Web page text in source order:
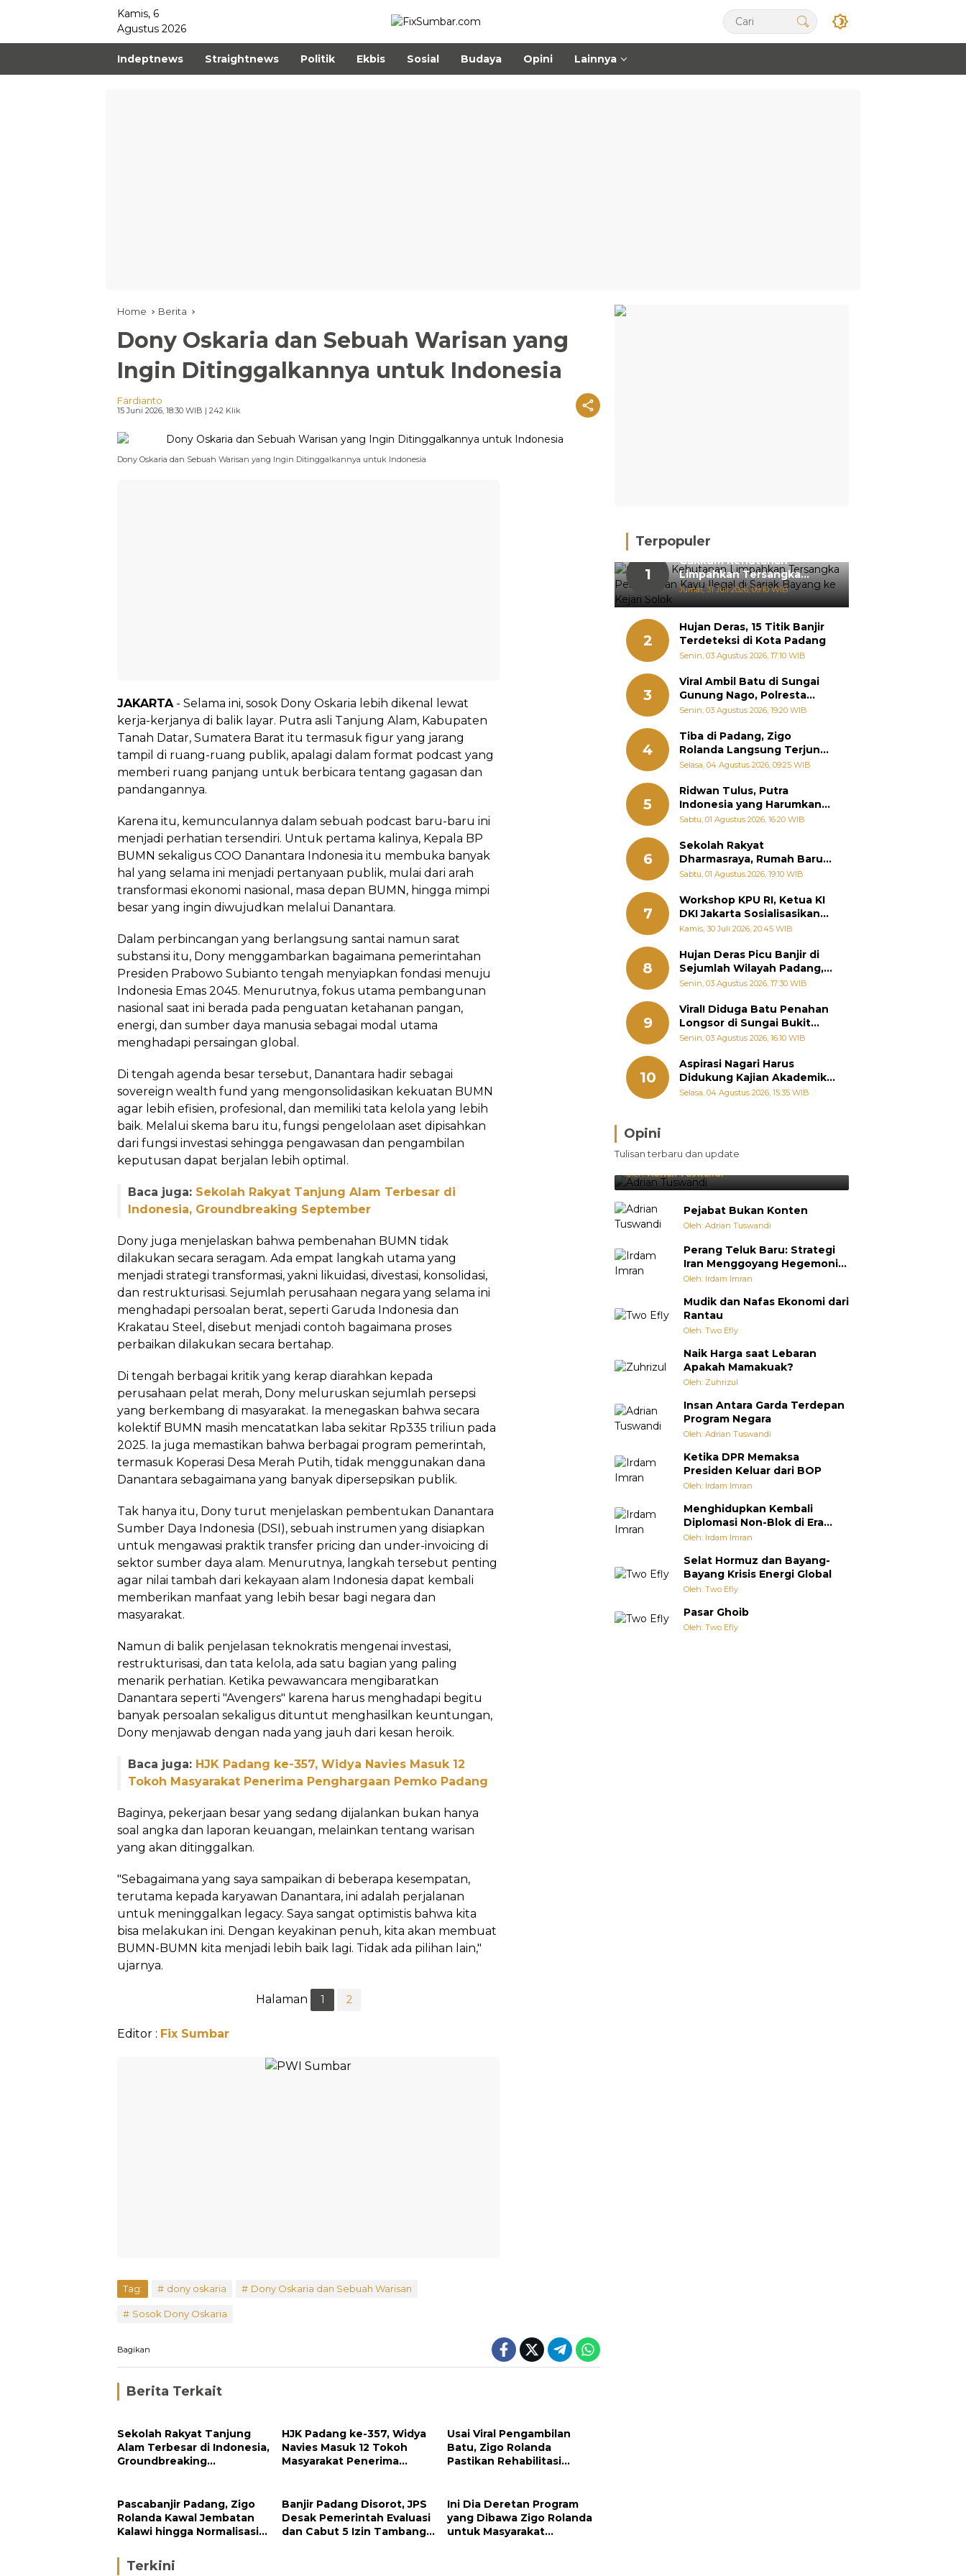
Kamis, 6
Agustus 2026
Indeptnews Straightnews Politik Ekbis Sosial Budaya Opini Lainnya
Home Berita
Dony Oskaria dan Sebuah Warisan yang
Ingin Ditinggalkannya untuk Indonesia
Fardianto
15 Juni 2026, 18:30 WIB | 242 Klik
Dony Oskaria dan Sebuah Warisan yang Ingin Ditinggalkannya untuk Indonesia
JAKARTA- Selama ini, sosok Dony Oskaria lebih dikenal lewat
kerja-kerjanya di balik layar. Putra asli Tanjung Alam, Kabupaten
Tanah Datar, Sumatera Barat itu termasuk figur yang jarang
tampil di ruang-ruang publik, apalagi dalam format podcast yang
memberi ruang panjang untuk berbicara tentang gagasan dan
pandangannya.
Karena itu, kemunculannya dalam sebuah podcast baru-baru ini
menjadi perhatian tersendiri. Untuk pertama kalinya, Kepala BP
BUMN sekaligus COO Danantara Indonesia itu membuka banyak
hal yang selama ini menjadi pertanyaan publik, mulai dari arah
transformasi ekonomi nasional, masa depan BUMN, hingga mimpi
besar yang ingin diwujudkan melalui Danantara.
Dalam perbincangan yang berlangsung santai namun sarat
substansi itu, Dony menggambarkan bagaimana pemerintahan
Presiden Prabowo Subianto tengah menyiapkan fondasi menuju
Indonesia Emas 2045. Menurutnya, fokus utama pembangunan
nasional saat ini berada pada penguatan ketahanan pangan,
energi, dan sumber daya manusia sebagai modal utama
menghadapi persaingan global.
Di tengah agenda besar tersebut, Danantara hadir sebagai
sovereign wealth fund yang mengonsolidasikan kekuatan BUMN
agar lebih efisien, profesional, dan memiliki tata kelola yang lebih
baik. Melalui skema baru itu, fungsi pengelolaan aset dipisahkan
dari fungsi investasi sehingga pengawasan dan pengambilan
keputusan dapat berjalan lebih optimal.
Baca juga: Sekolah Rakyat Tanjung Alam Terbesar di
Indonesia, Groundbreaking September
Dony juga menjelaskan bahwa pembenahan BUMN tidak
dilakukan secara seragam. Ada empat langkah utama yang
menjadi strategi transformasi, yakni likuidasi, divestasi, konsolidasi,
dan restrukturisasi. Sejumlah perusahaan negara yang selama ini
menghadapi persoalan berat, seperti Garuda Indonesia dan
Krakatau Steel, disebut menjadi contoh bagaimana proses
perbaikan dilakukan secara bertahap.
Di tengah berbagai kritik yang kerap diarahkan kepada
perusahaan pelat merah, Dony meluruskan sejumlah persepsi
yang berkembang di masyarakat. Ia menegaskan bahwa secara
kolektif BUMN masih mencatatkan laba sekitar Rp335 triliun pada
2025. Ia juga memastikan bahwa berbagai program pemerintah,
termasuk Koperasi Desa Merah Putih, tidak menggunakan dana
Danantara sebagaimana yang banyak dipersepsikan publik.
Tak hanya itu, Dony turut menjelaskan pembentukan Danantara
Sumber Daya Indonesia (DSI), sebuah instrumen yang disiapkan
untuk mengawasi praktik transfer pricing dan under-invoicing di
sektor sumber daya alam. Menurutnya, langkah tersebut penting
agar nilai tambah dari kekayaan alam Indonesia dapat kembali
memberikan manfaat yang lebih besar bagi negara dan
masyarakat.
Namun di balik penjelasan teknokratis mengenai investasi,
restrukturisasi, dan tata kelola, ada satu bagian yang paling
menarik perhatian. Ketika pewawancara mengibaratkan
Danantara seperti "Avengers" karena harus menghadapi begitu
banyak persoalan sekaligus dituntut menghasilkan keuntungan,
Dony menjawab dengan nada yang jauh dari kesan heroik.
Baca juga: HJK Padang ke-357, Widya Navies Masuk 12
Tokoh Masyarakat Penerima Penghargaan Pemko Padang
Baginya, pekerjaan besar yang sedang dijalankan bukan hanya
soal angka dan laporan keuangan, melainkan tentang warisan
yang akan ditinggalkan.
"Sebagaimana yang saya sampaikan di beberapa kesempatan,
terutama kepada karyawan Danantara, ini adalah perjalanan
untuk meninggalkan legacy. Saya sangat optimistis bahwa kita
bisa melakukan ini. Dengan keyakinan penuh, kita akan membuat
BUMN-BUMN kita menjadi lebih baik lagi. Tidak ada pilihan lain,"
ujarnya.
Halaman 1 2
Editor : Fix Sumbar
Tag: dony oskaria Dony Oskaria dan Sebuah Warisan
Sosok Dony Oskaria
Bagikan
Berita Terkait
Sekolah Rakyat Tanjung
Alam Terbesar di Indonesia,
Groundbreaking
HJK Padang ke-357, Widya
Navies Masuk 12 Tokoh
Masyarakat Penerima
Usai Viral Pengambilan
Batu, Zigo Rolanda
Pastikan Rehabilitasi
Pascabanjir Padang, Zigo
Rolanda Kawal Jembatan
Kalawi hingga Normalisasi
Banjir Padang Disorot, JPS
Desak Pemerintah Evaluasi
dan Cabut 5 Izin Tambang
Ini Dia Deretan Program
yang Dibawa Zigo Rolanda
untuk Masyarakat
Terkini
Terpopuler
1
Gakkum Kehutanan
Limpahkan Tersangka
Pemanenan Kayu Ilegal di
Sariak Bayang ke Kejari
Jumat, 31 Juli 2026, 09:10 WIB
2
Hujan Deras, 15 Titik Banjir
Terdeteksi di Kota Padang
Senin, 03 Agustus 2026, 17:10 WIB
3
Viral Ambil Batu di Sungai
Gunung Nago, Polresta
Padang Ungkap Fakta
Senin, 03 Agustus 2026, 19:20 WIB
4
Tiba di Padang, Zigo
Rolanda Langsung Terjun
Bantu Warga Terdampak
Selasa, 04 Agustus 2026, 09:25 WIB
5
Ridwan Tulus, Putra
Indonesia yang Harumkan
Nama Bangsa hingga
Jepang
Sabtu, 01 Agustus 2026, 16:20 WIB
6
Sekolah Rakyat
Dharmasraya, Rumah Baru
268 Anak Menggapai Mimpi
Kemiskinan
Sabtu, 01 Agustus 2026, 19:10 WIB
7
Workshop KPU RI, Ketua KI
DKI Jakarta Sosialisasikan
Hukum Acara Penyelesaian
Kamis, 30 Juli 2026, 20:45 WIB
8
Hujan Deras Picu Banjir di
Sejumlah Wilayah Padang,
Fadly Amran Perintahkan
Senin, 03 Agustus 2026, 17:30 WIB
9
Viral! Diduga Batu Penahan
Longsor di Sungai Bukit
Nago Padang Diambil, Warga
Senin, 03 Agustus 2026, 16:10 WIB
10
Aspirasi Nagari Harus
Didukung Kajian Akademik,
Zigo Rolanda: Agar Mudah
Selasa, 04 Agustus 2026, 15:35 WIB
Opini
Tulisan terbaru dan update
Brasil Lebih Diunggulkan, tetapi
Jepang Selalu Punya Cara Membuat
Kejutan
Oleh:Adrian Tuswandi
Pejabat Bukan Konten
Oleh: Adrian Tuswandi
Perang Teluk Baru: Strategi
Iran Menggoyang Hegemoni
AS dari Dalam
Oleh: Irdam Imran
Mudik dan Nafas Ekonomi dari
Rantau
Oleh: Two Efly
Naik Harga saat Lebaran
Apakah Mamakuak?
Oleh: Zuhrizul
Insan Antara Garda Terdepan
Program Negara
Oleh: Adrian Tuswandi
Ketika DPR Memaksa
Presiden Keluar dari BOP
Oleh: Irdam Imran
Menghidupkan Kembali
Diplomasi Non-Blok di Era
Multipolar
Oleh: Irdam Imran
Selat Hormuz dan Bayang-
Bayang Krisis Energi Global
Oleh: Two Efly
Pasar Ghoib
Oleh: Two Efly